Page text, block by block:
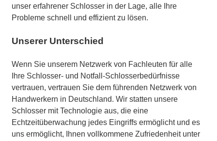
unser erfahrener Schlosser in der Lage, alle Ihre
Probleme schnell und effizient zu lösen.
Unserer Unterschied
Wenn Sie unserem Netzwerk von Fachleuten für alle
Ihre Schlosser- und Notfall-Schlosserbedürfnisse
vertrauen, vertrauen Sie dem führenden Netzwerk von
Handwerkern in Deutschland. Wir statten unsere
Schlosser mit Technologie aus, die eine
Echtzeitüberwachung jedes Eingriffs ermöglicht und es
uns ermöglicht, Ihnen vollkommene Zufriedenheit unter